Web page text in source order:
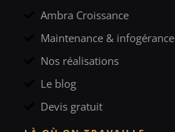
Ambra Croissance
Maintenance & infogérance
Nos réalisations
Le blog
Devis gratuit